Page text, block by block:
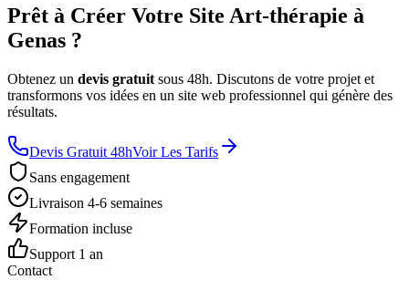
Prêt à Créer Votre Site Art-thérapie à
Genas ?
Obtenez un devis gratuit sous 48h. Discutons de votre projet et
transformons vos idées en un site web professionnel qui génère des
résultats.
Devis Gratuit 48hVoir Les Tarifs
Sans engagement
Livraison 4-6 semaines
Formation incluse
Support 1 an
Contact